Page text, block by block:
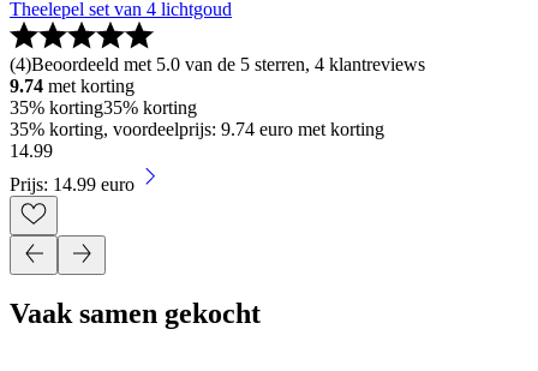
Theelepel set van 4 lichtgoud
(4)Beoordeeld met 5.0 van de 5 sterren, 4 klantreviews
9.74 met korting
35% korting35% korting
35% korting, voordeelprijs: 9.74 euro met korting
14.99
Prijs: 14.99 euro
Vaak samen gekocht